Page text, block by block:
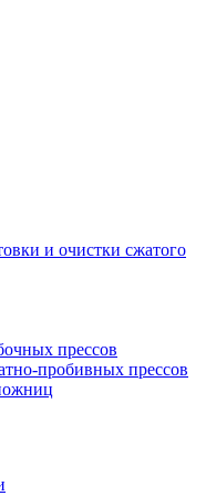
и очистки сжатого
прессов
пробивных прессов